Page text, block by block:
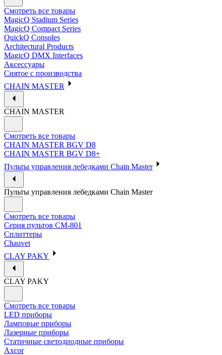
Смотреть все товары
MagicQ Stadium Series
MagicQ Compact Series
QuickQ Consoles
Architectural Products
MagicQ DMX Interfaces
Аксессуары
Снятое с производства
CHAIN MASTER
CHAIN MASTER
Смотреть все товары
CHAIN MASTER BGV D8
CHAIN MASTER BGV D8+
Пульты управления лебедками Chain Master
Пульты управления лебедками Chain Master
Смотреть все товары
Серия пультов CM-801
Сплиттеры
Chauvet
CLAY PAKY
CLAY PAKY
Смотреть все товары
LED приборы
Ламповые приборы
Лазерные приборы
Статичные светодиодные приборы
Axcor